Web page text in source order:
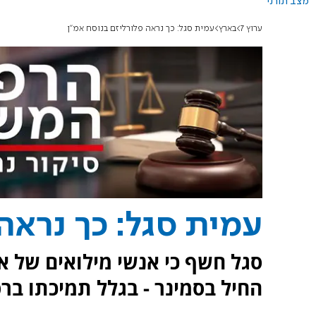
ערוץ 7 בארץ עמית סגל: כך נראה פלורליזם בנוסח אמ"ן
עמית סגל: כך
סגל חשף כי אנשי מילואים
החיל בסמינר - בגלל תמיכתו